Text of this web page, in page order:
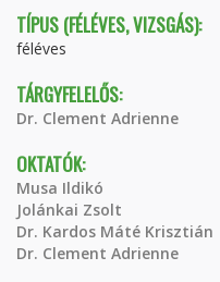
TÍPUS (FÉLÉVES, VIZSGÁS):
féléves
TÁRGYFELELŐS:
Dr. Clement Adrienne
OKTATÓK:
Musa Ildikó
Jolánkai Zsolt
Dr. Kardos Máté Krisztián
Dr. Clement Adrienne